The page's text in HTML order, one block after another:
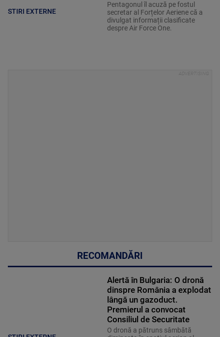
STIRI EXTERNE
Pentagonul îl acuză pe fostul
secretar al Forțelor Aeriene că a
divulgat informații clasificate
despre Air Force One.
RECOMANDĂRI
Alertă în Bulgaria: O dronă
dinspre România a explodat
lângă un gazoduct.
Premierul a convocat
Consiliul de Securitate
O dronă a pătruns sâmbătă